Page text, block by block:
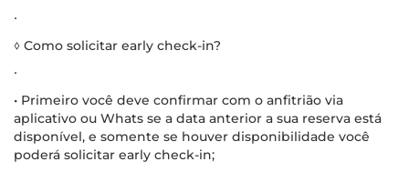
∙
◊ Como solicitar early check-in?
∙
• Primeiro você deve confirmar com o anfitrião via
aplicativo ou Whats se a data anterior a sua reserva está
disponível, e somente se houver disponibilidade você
poderá solicitar early check-in;